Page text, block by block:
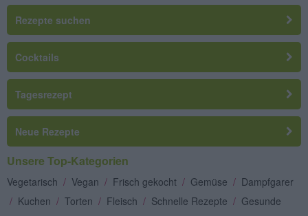
Rezepte suchen
Cocktails
Tagesrezept
Neue Rezepte
Unsere Top-Kategorien
Vegetarisch / Vegan / Frisch gekocht / Gemüse / Dampfgarer
/ Kuchen / Torten / Fleisch / Schnelle Rezepte / Gesunde